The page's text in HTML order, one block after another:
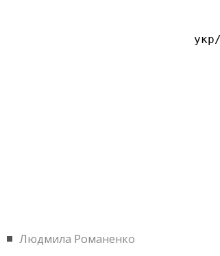
укр
Людмила Романенко